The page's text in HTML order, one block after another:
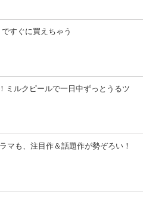
すぐに買えちゃう
ミルクピールで一日中ずっとうるツ
マも、注目作＆話題作が勢ぞろい！